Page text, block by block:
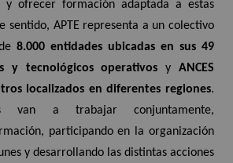
y ofrecer formación adaptada a estas
sentido, APTE representa a un colectivo
8.000 entidades ubicadas en sus 49
y tecnológicos operativos yANCES
localizados en diferentes regiones.
van a trabajar conjuntamente,
participando en la organización
y desarrollando las distintas acciones